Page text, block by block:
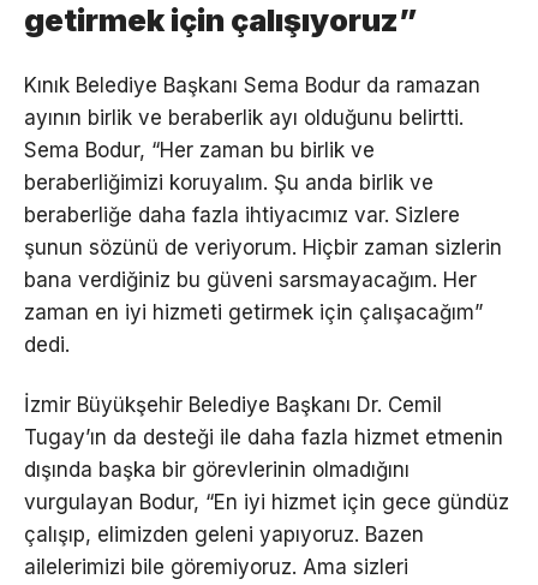
getirmek için çalışıyoruz”
Kınık Belediye Başkanı Sema Bodur da ramazan
ayının birlik ve beraberlik ayı olduğunu belirtti.
Sema Bodur, “Her zaman bu birlik ve
beraberliğimizi koruyalım. Şu anda birlik ve
beraberliğe daha fazla ihtiyacımız var. Sizlere
şunun sözünü de veriyorum. Hiçbir zaman sizlerin
bana verdiğiniz bu güveni sarsmayacağım. Her
zaman en iyi hizmeti getirmek için çalışacağım”
dedi.
İzmir Büyükşehir Belediye Başkanı Dr. Cemil
Tugay’ın da desteği ile daha fazla hizmet etmenin
dışında başka bir görevlerinin olmadığını
vurgulayan Bodur, “En iyi hizmet için gece gündüz
çalışıp, elimizden geleni yapıyoruz. Bazen
ailelerimizi bile göremiyoruz. Ama sizleri